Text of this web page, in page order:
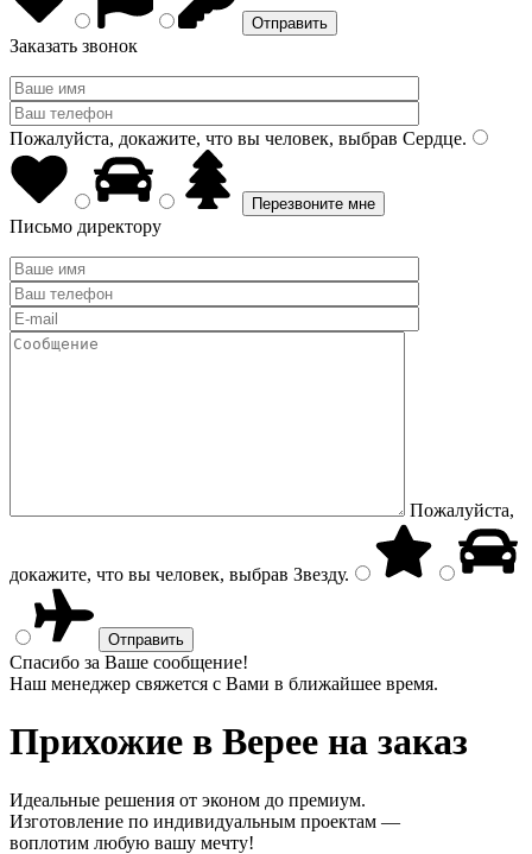
Заказать звонок
Пожалуйста, докажите, что вы человек, выбрав Сердце.
Письмо директору
Пожалуйста,
докажите, что вы человек, выбрав Звезду.
Спасибо за Ваше сообщение!
Наш менеджер свяжется с Вами в ближайшее время.
Прихожие в Верее на заказ
Идеальные решения от эконом до премиум.
Изготовление по индивидуальным проектам —
воплотим любую вашу мечту!